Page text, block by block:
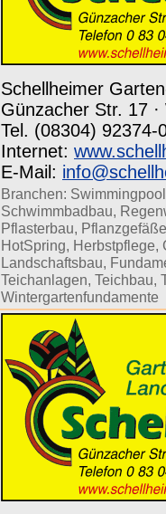
Schellheimer
Günzacher Str. 17
Tel. (08304) 92374-
Internet:
E-Mail:
Branchen:
Schwimmbadbau,
Pflasterbau, Pflanzgefäße
HotSpring, Herbstpflege,
Landschaftsbau,
Teichanlagen, Teichbau,
Wintergartenfundamente